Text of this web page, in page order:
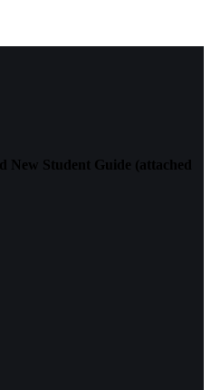
New Student Guide (attached